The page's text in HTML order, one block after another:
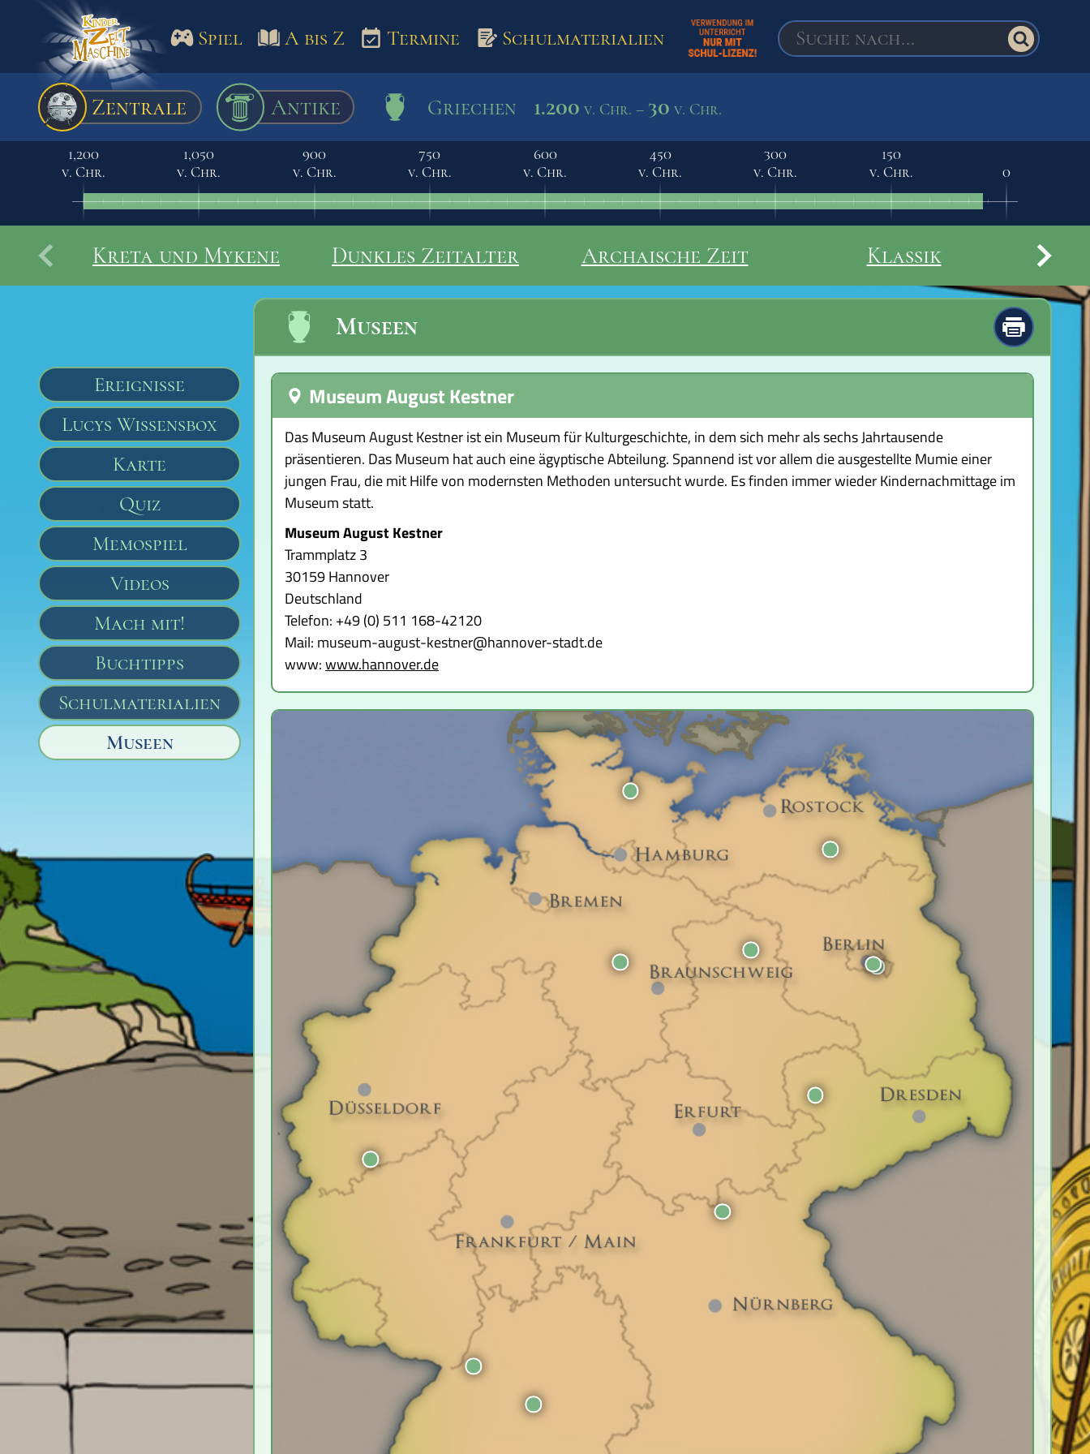
Spiel
Termine
Schulmaterialien
Spiel A bis Z Termine Schulmaterialien
Zentrale Antike Griechen 1.200 v. Chr. – 30 v. Chr.
1,200
v. Chr.
1,050
v. Chr.
900
v. Chr.
750
v. Chr.
600
v. Chr.
450
v. Chr.
300
v. Chr.
150
v. Chr.
0
Kreta und Mykene Dunkles Zeitalter Archaische Zeit Klassik
Ereignisse
Lucys Wissensbox
Karte
Quiz
Memospiel
Videos
Mach mit!
Buchtipps
Schulmaterialien
Museen
Museen
Museum August Kestner
Das Museum August Kestner ist ein Museum für Kulturgeschichte, in dem sich mehr als sechs Jahrtausende
präsentieren. Das Museum hat auch eine ägyptische Abteilung. Spannend ist vor allem die ausgestellte Mumie einer
jungen Frau, die mit Hilfe von modernsten Methoden untersucht wurde. Es finden immer wieder Kindernachmittage im
Museum statt.
Museum August Kestner
Trammplatz 3
30159 Hannover
Deutschland
Telefon: +49 (0) 511 168-42120
Mail: museum-august-kestner@hannover-stadt.de
www:www.hannover.de